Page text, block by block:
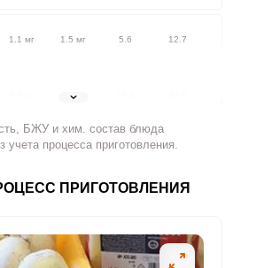
1.1 мг 1.5 мг 5.6 12.7
1.8 мг
831 мг 500 мг 12.2 27.7
2.8 мг 2 мг 10.3 23.4
БЖУ и хим. состав блюда
учета процесса приготовления.
ПРИГОТОВЛЕНИЯ